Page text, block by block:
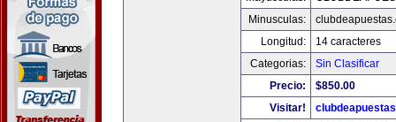
Minusculas:
Longitud:
14 caracteres
Categorias:
Sin Clasificar
Precio:
$850.00
Visitar!